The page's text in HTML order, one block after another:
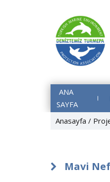
ANA
SAYFA
Anasayfa
Mavi